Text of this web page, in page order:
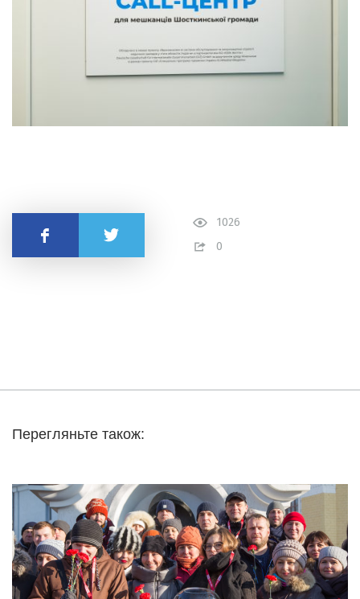
1026
0
Поділитись
Перегляньте також: